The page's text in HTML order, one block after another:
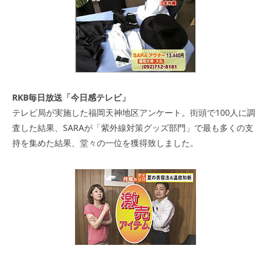
RKB毎日放送「今日感テレビ」
テレビ局が実施した福岡天神地区アンケート。街頭で100人に調
査した結果、SARAが「紫外線対策グッズ部門」で最も多くの支
持を集めた結果、堂々の一位を獲得致しました。